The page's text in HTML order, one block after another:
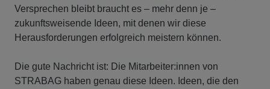
Versprechen bleibt braucht es – mehr denn je –
zukunftsweisende Ideen, mit denen wir diese
Herausforderungen erfolgreich meistern können.
Die gute Nachricht ist: Die Mitarbeiter:innen von
STRABAG haben genau diese Ideen. Ideen, die den